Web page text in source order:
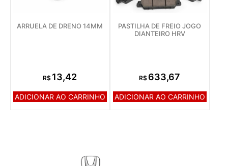
ARRUELA DE DRENO 14MM
R$ 13,42
ADICIONAR AO CARRINHO
PASTILHA DE FREIO JOGO
DIANTEIRO HRV
R$ 633,67
ADICIONAR AO CARRINHO